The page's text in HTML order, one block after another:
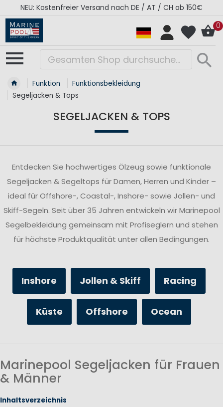
RÉGATES ROYALES Kollektion - Super Sale
0
Funktion
Funktionsbekleidung
Segeljacken & Tops
SEGELJACKEN & TOPS
Entdecken Sie hochwertiges Ölzeug sowie funktionale
Segeljacken & Segeltops für Damen, Herren und Kinder –
ideal für Offshore-, Coastal-, Inshore- sowie Jollen- und
Skiff-Segeln. Seit über 35 Jahren entwickeln wir Marinepool
Segelbekleidung gemeinsam mit Profiseglern und stehen
für höchste Produktqualität unter allen Bedingungen.
Inshore Jollen & Skiff Racing
Küste Offshore Ocean
Marinepool Segeljacken für Frauen
& Männer
Inhaltsverzeichnis